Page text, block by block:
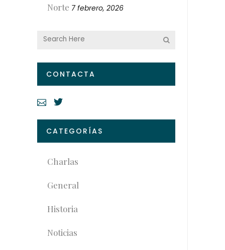
Norte 7 febrero, 2026
CONTACTA
CATEGORÍAS
Charlas
General
Historia
Noticias